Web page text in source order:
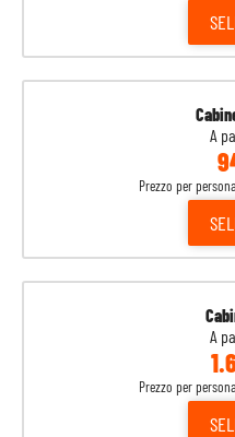
A
Prezzo per
A
Prezzo per